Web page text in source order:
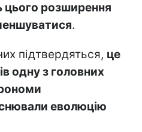
цього розширення
.
підтвердяться, це
одну з головних
еволюцію